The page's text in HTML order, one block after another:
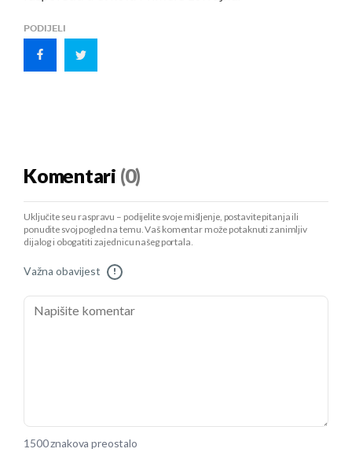
PODIJELI
Komentari (0)
Uključite se u raspravu – podijelite svoje mišljenje, postavite pitanja ili
ponudite svoj pogled na temu. Vaš komentar može potaknuti zanimljiv
dijalog i obogatiti zajednicu našeg portala.
Važna obavijest !
1500 znakova preostalo